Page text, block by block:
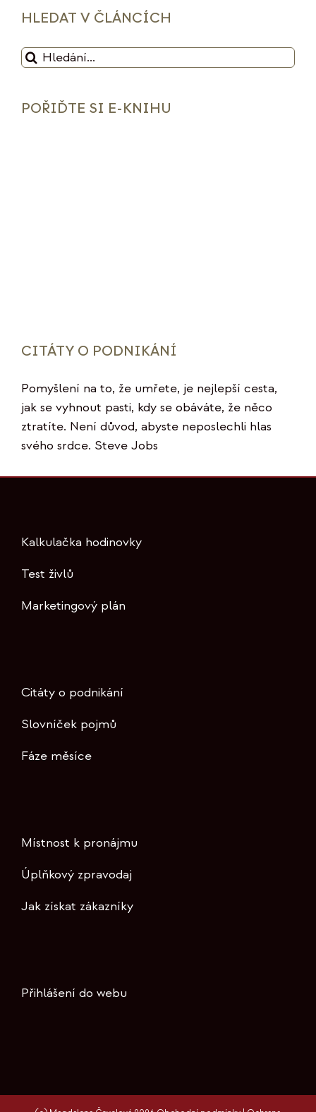
HLEDAT V ČLÁNCÍCH
Hledat:
POŘIĎTE SI E-KNIHU
CITÁTY O PODNIKÁNÍ
Pomyšlení na to, že umřete, je nejlepší cesta,
jak se vyhnout pasti, kdy se obáváte, že něco
ztratíte. Není důvod, abyste neposlechli hlas
svého srdce. Steve Jobs
Kalkulačka hodinovky
Test živlů
Marketingový plán
Citáty o podnikání
Slovníček pojmů
Fáze měsíce
Místnost k pronájmu
Úplňkový zpravodaj
Jak získat zákazníky
Přihlášení do webu